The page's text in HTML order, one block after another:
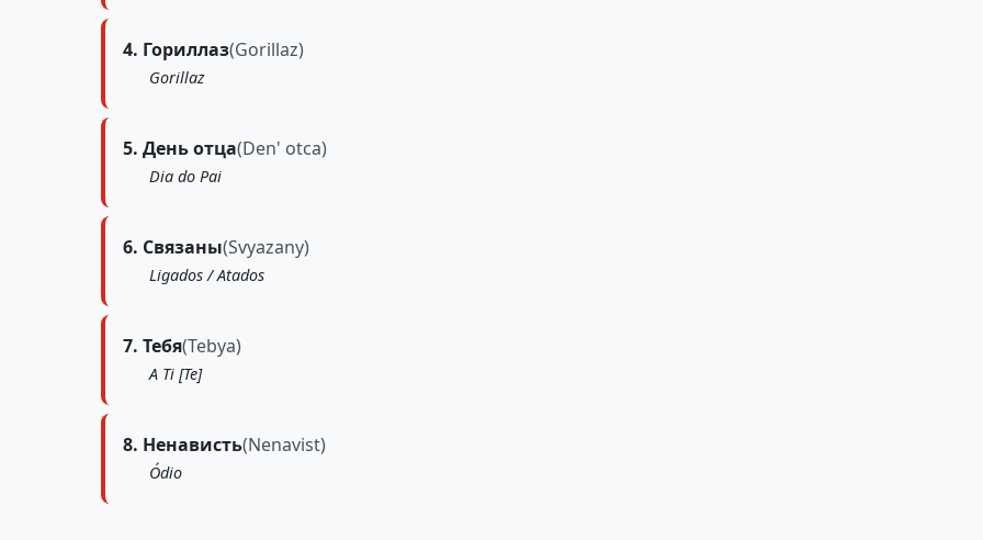
4. Гориллаз(Gorillaz)
Gorillaz
5. День отца(Den' otca)
Dia do Pai
6. Связаны(Svyazany)
Ligados / Atados
7. Тебя(Tebya)
A Ti [Te]
8. Ненависть(Nenavist)
Ódio